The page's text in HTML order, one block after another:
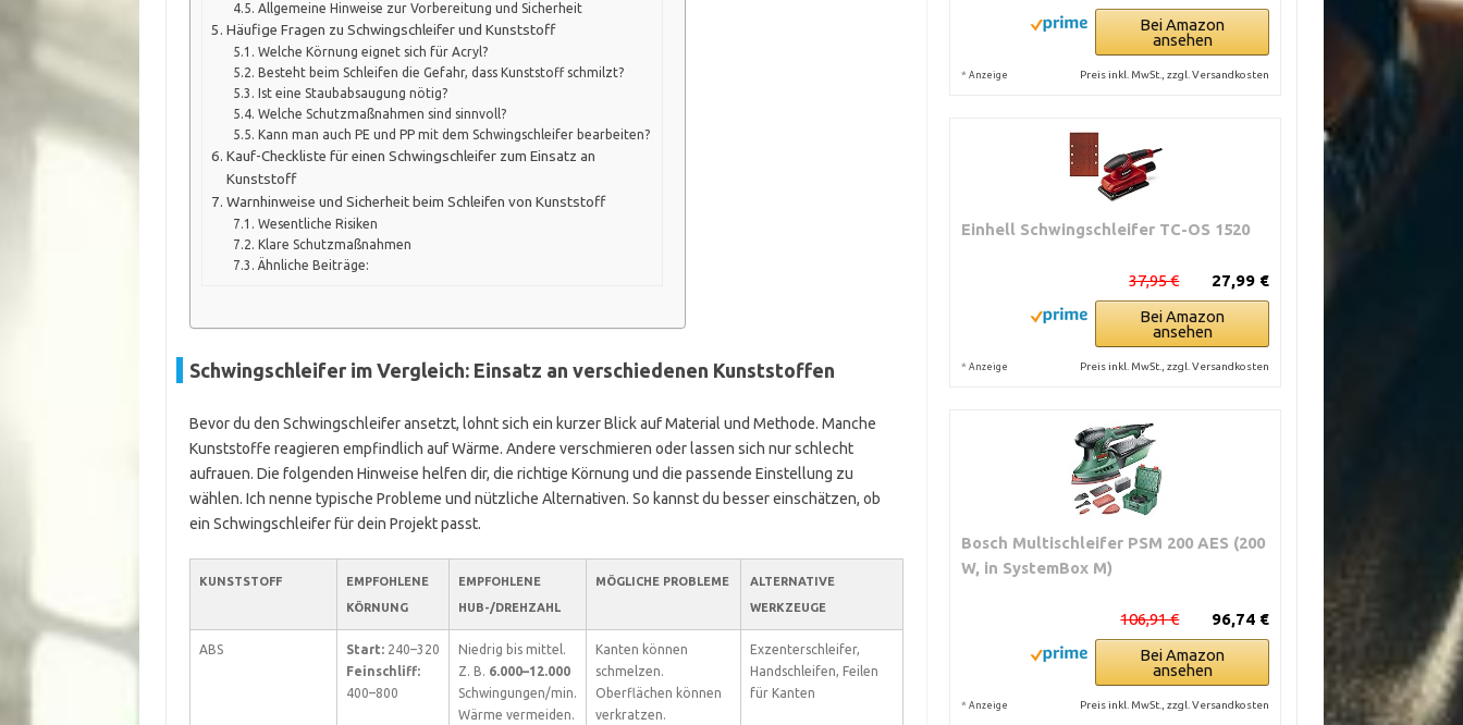
Allgemeine Hinweise zur Vorbereitung und Sicherheit
Häufige Fragen zu Schwingschleifer und Kunststoff
Welche Körnung eignet sich für Acryl?
Besteht beim Schleifen die Gefahr, dass Kunststoff schmilzt?
Ist eine Staubabsaugung nötig?
Welche Schutzmaßnahmen sind sinnvoll?
Kann man auch PE und PP mit dem Schwingschleifer bearbeiten?
Kauf-Checkliste für einen Schwingschleifer zum Einsatz an
Kunststoff
Warnhinweise und Sicherheit beim Schleifen von Kunststoff
Wesentliche Risiken
Klare Schutzmaßnahmen
Ähnliche Beiträge:
Schwingschleifer im Vergleich: Einsatz an verschiedenen Kunststoffen
Bevor du den Schwingschleifer ansetzt, lohnt sich ein kurzer Blick auf Material und Methode. Manche
Kunststoffe reagieren empfindlich auf Wärme. Andere verschmieren oder lassen sich nur schlecht
aufrauen. Die folgenden Hinweise helfen dir, die richtige Körnung und die passende Einstellung zu
wählen. Ich nenne typische Probleme und nützliche Alternativen. So kannst du besser einschätzen, ob
ein Schwingschleifer für dein Projekt passt.
KUNSTSTOFF
EMPFOHLENE
KÖRNUNG
EMPFOHLENE
HUB-/DREHZAHL
MÖGLICHE PROBLEME
ALTERNATIVE
WERKZEUGE
ABS Start:240–320
Feinschliff:
400–800
Niedrig bis mittel.
Z. B. 6.000–12.000
Schwingungen/min.
Wärme vermeiden.
Kanten können
schmelzen.
Oberflächen können
verkratzen.
Exzenterschleifer,
Handschleifen, Feilen
für Kanten
Bei Amazon
ansehen
* Anzeige Preis inkl. MwSt., zzgl. Versandkosten
Einhell Schwingschleifer TC-OS 1520
27,99 €
37,95 €
Bei Amazon
ansehen
* Anzeige Preis inkl. MwSt., zzgl. Versandkosten
Bosch Multischleifer PSM 200 AES (200
W, in SystemBox M)
96,74 €
106,91 €
Bei Amazon
ansehen
* Anzeige Preis inkl. MwSt., zzgl. Versandkosten